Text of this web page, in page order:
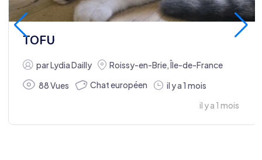
TOFU
parLydia Dailly Roissy-en-Brie,Île-de-France
88 Vues
Chat européen
il y a 1 mois
il y a 1 mois